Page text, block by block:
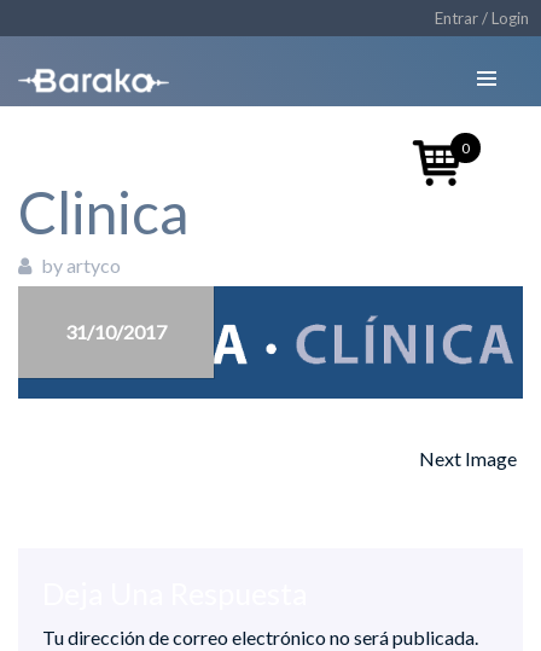
Entrar / Login
Clinica
by artyco
31/10/2017
Next Image
Tu dirección de correo electrónico no será publicada.
0